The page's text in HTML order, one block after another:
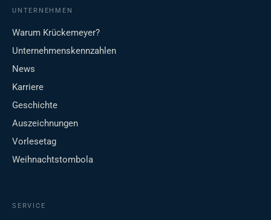
UNTERNEHMEN
Warum Krückemeyer?
Unternehmenskennzahlen
News
Karriere
Geschichte
Auszeichnungen
Vorlesetag
Weihnachtstombola
SERVICE